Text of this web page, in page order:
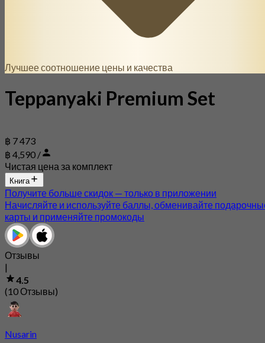
Лучшее соотношение цены и качества
Teppanyaki Premium Set
฿ 7 473
฿ 4,590 /
Чистая цена за комплект
Книга
Получите больше скидок — только в приложении
Начисляйте и используйте баллы, обменивайте
карты и применяйте промокоды
Отзывы
|
4.5
(10 Отзывы)
Nusarin